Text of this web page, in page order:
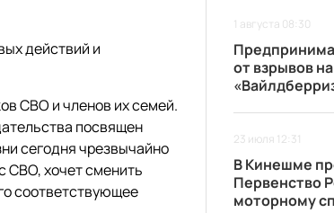
действий и
СВО и членов их семей.
посвящен
сегодня чрезвычайно
СВО, хочет сменить
соответствующее
1 августа 08:30
от взрывов
23 июля 12:31
В Кинешме
Первенство
моторному